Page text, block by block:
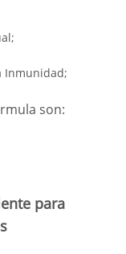
Inmunidad;
son:
para